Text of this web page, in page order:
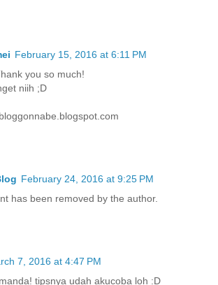
February 15, 2016 at 6:11 PM
you so much!
niih ;D
February 24, 2016 at 9:25 PM
has been removed by the author.
7, 2016 at 4:47 PM
tipsnya udah akucoba loh :D